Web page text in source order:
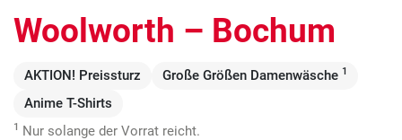
Woolworth – Bochum
AKTION! Preissturz Große Größen Damenwäsche 1
Anime T-Shirts
1 Nur solange der Vorrat reicht.